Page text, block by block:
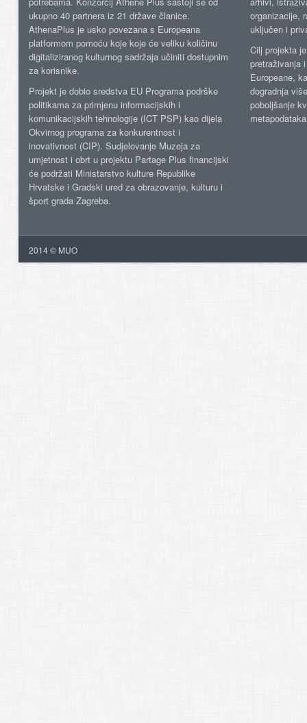
ukupno 40 partnera iz 21 države članice.
AthenaPlus je usko povezana s Europeana
platformom pomoću koje koje će veliku količinu
digitaliziranog kulturnog sadržaja učiniti dostupnim
za korisnike.
Projekt je dobio sredstva EU Programa podrške
politikama za primjenu informacijskih i
komunikacijskih tehnologije (ICT PSP) kao dijela
Okvirnog programa za konkurentnost i
inovativnost (CIP). Sudjelovanje Muzeja za
umjetnost i obrt u projektu Partage Plus financijski
će podržati Ministarstvo kulture Republike
Hrvatske i Gradski ured za obrazovanje, kulturu i
šport grada Zagreba.
organizacije,
uključen i
Cilj projekta
pretraživanja
Europeane,
dogradnja
poboljšanje
2014 © MUO